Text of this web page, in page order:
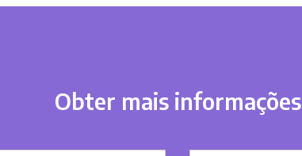
Obter mais informações